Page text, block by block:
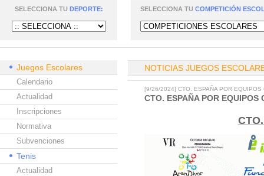
SELECCIONA TU DEPORTE: SELECCIONA TU COMPETICIÓN
Juegos Escolares
Calendario
Actualidad
Inscripciones
Normativa
Subvenciones
Tenis
Actualidad
NOTICIAS JUEGOS
[9/26/2024] CTO. ESPAÑA POR EQUIPOS
CTO. ESPAÑA POR EQUIPOS